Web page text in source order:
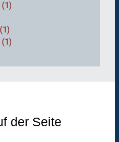
(1)
(1)
(1)
der Seite